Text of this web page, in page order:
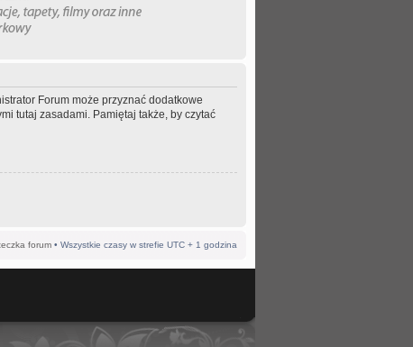
Forum może przyznać dodatkowe
tutaj zasadami. Pamiętaj także, by czytać
forum • Wszystkie czasy w strefie UTC + 1 godzina